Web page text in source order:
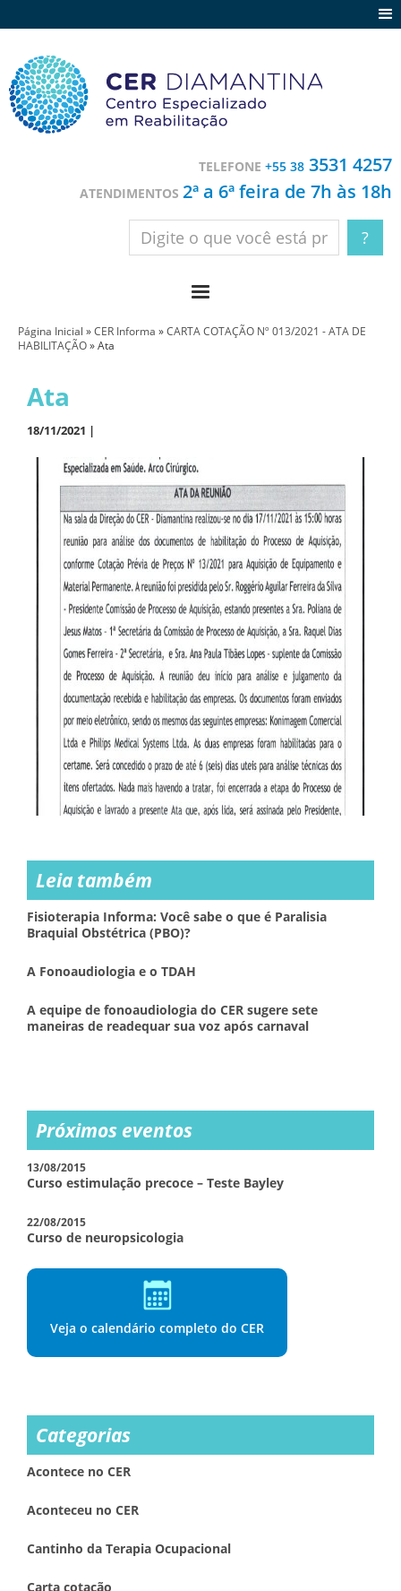
Contato
TELEFONE +55 38 3531 4257
ATENDIMENTOS 2ª a 6ª feira de 7h às 18h
Página Inicial »CER Informa »CARTA COTAÇÃO Nº 013/2021 - ATA DE
HABILITAÇÃO»Ata
Ata
18/11/2021 |
Leia também
Fisioterapia Informa: Você sabe o que é Paralisia
Braquial Obstétrica (PBO)?
A Fonoaudiologia e o TDAH
A equipe de fonoaudiologia do CER sugere sete
maneiras de readequar sua voz após carnaval
Próximos eventos
13/08/2015
Curso estimulação precoce – Teste Bayley
22/08/2015
Curso de neuropsicologia
Veja o calendário completo do CER
Categorias
Acontece no CER
Aconteceu no CER
Cantinho da Terapia Ocupacional
Carta cotação